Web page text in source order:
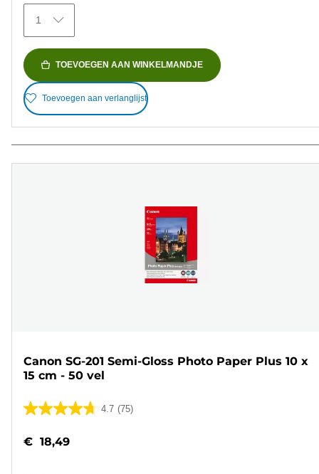
74
beoordelingen
1
TOEVOEGEN AAN WINKELMANDJE
Toevoegen aan verlanglijst
Canon SG-201 Semi-Gloss Photo Paper Plus 10 x
15 cm - 50 vel
4.7 (75)
4.7
de
€ 18,49